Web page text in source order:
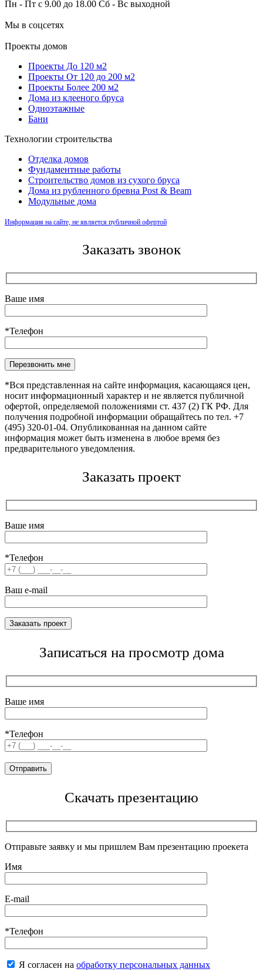
Пн - Пт с 9.00 до 18.00 Сб - Вс выходной
Мы в соцсетях
Проекты домов
Проекты До 120 м2
Проекты От 120 до 200 м2
Проекты Более 200 м2
Дома из клееного бруса
Одноэтажные
Бани
Технологии строительства
Отделка домов
Фундаментные работы
Строительство домов из сухого бруса
Дома из рубленного бревна Post & Beam
Модульные дома
Информация на сайте, не является публичной офертой
Заказать звонок
Ваше имя
*Телефон
Оставьте это поле пустым.
*Вся представленная на сайте информация, касающаяся цен,
носит информационный характер и не является публичной
офертой, определяемой положениями ст. 437 (2) ГК РФ. Для
получения подробной информации обращайтесь по тел. +7
(495) 320-01-04. Опубликованная на данном сайте
информация может быть изменена в любое время без
предварительного уведомления.
Заказать проект
Ваше имя
*Телефон
Ваш e-mail
Записаться на просмотр дома
Ваше имя
*Телефон
Скачать презентацию
Отправьте заявку и мы пришлем Вам презентацию проекета
Имя
E-mail
*Телефон
Я согласен на обработку персональных данных